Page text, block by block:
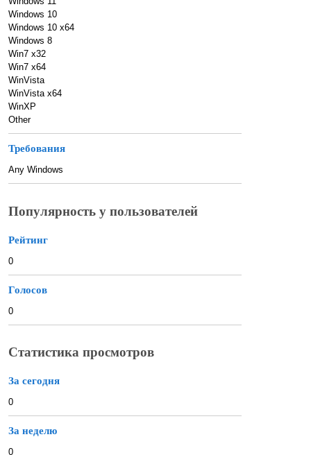
Windows 10
Windows 10 x64
Windows 8
Win7 x32
Win7 x64
WinVista
WinVista x64
WinXP
Other
Требования
Any Windows
Популярность у пользователей
Рейтинг
0
Голосов
0
Статистика просмотров
За сегодня
0
За неделю
0